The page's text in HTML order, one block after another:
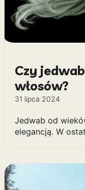
Czy
włosów?
31 lipca 2024
Jedwab od
elegancją. W